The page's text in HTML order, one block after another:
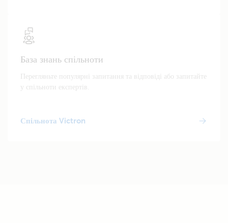
База знань спільноти
Перегляньте популярні запитання та відповіді або запитайте
у спільноти експертів.
Спільнота Victron